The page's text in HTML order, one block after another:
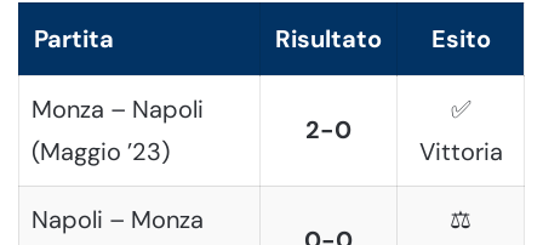
Partita Risultato Esito
Monza – Napoli
(Maggio ’23)
2-0
✅
Vittoria
Napoli – Monza
⚖️